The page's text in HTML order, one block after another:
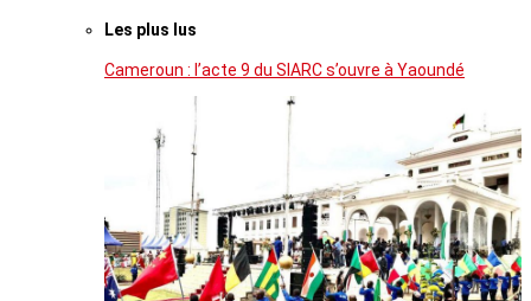
Les plus lus
Cameroun : l’acte 9 du SIARC s’ouvre à Yaoundé